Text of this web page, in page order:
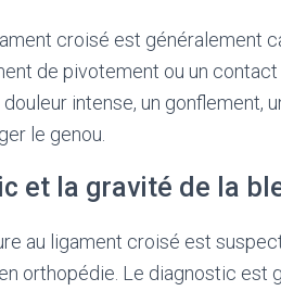
croisé est généralement
de pivotement ou un
intense, un gonflement,
le genou.
et la gravité de la
au ligament croisé est
orthopédie. Le diagnostic est